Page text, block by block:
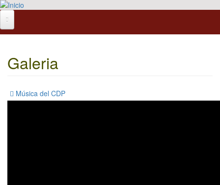
Pasar al contenido principal
Galeria
Música del CDP